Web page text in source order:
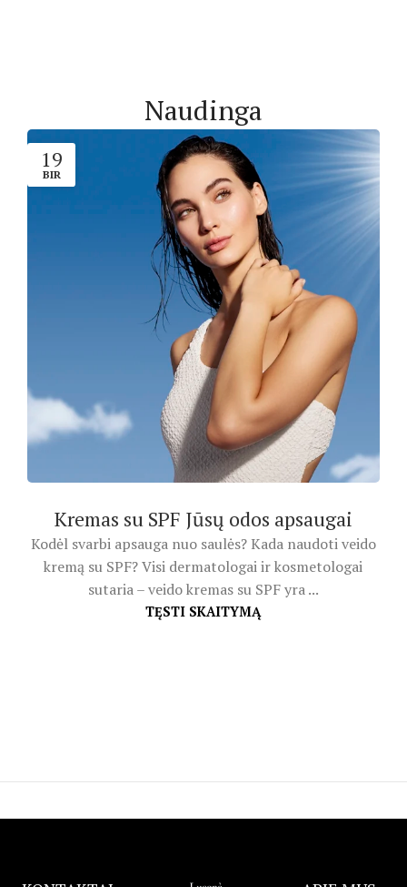
Naudinga
19
BIR
Kremas su SPF Jūsų odos apsaugai
Kodėl svarbi apsauga nuo saulės? Kada naudoti veido
kremą su SPF? Visi dermatologai ir kosmetologai
sutaria – veido kremas su SPF yra ...
TĘSTI SKAITYMĄ